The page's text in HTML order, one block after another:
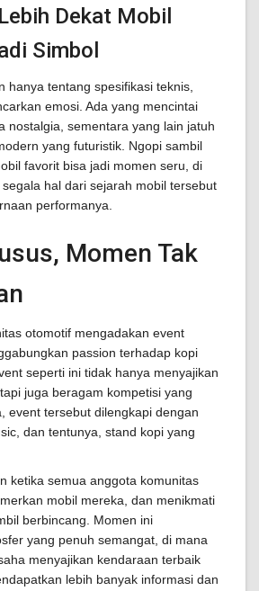
Dekat Mobil
Simbol
hanya tentang spesifikasi teknis,
emosi. Ada yang mencintai
nostalgia, sementara yang lain jatuh
yang futuristik. Ngopi sambil
favorit bisa jadi momen seru, di
hal dari sejarah mobil tersebut
performanya.
Momen Tak
otomotif mengadakan event
passion terhadap kopi
seperti ini tidak hanya menyajikan
juga beragam kompetisi yang
event tersebut dilengkapi dengan
dan tentunya, stand kopi yang
ketika semua anggota komunitas
mobil mereka, dan menikmati
berbincang. Momen ini
yang penuh semangat, di mana
menyajikan kendaraan terbaik
lebih banyak informasi dan